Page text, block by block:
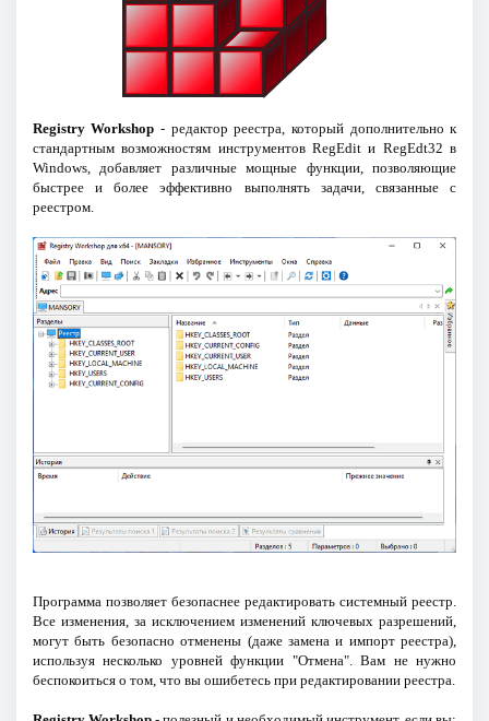
Registry Workshop - редактор реестра, который дополнительно к
стандартным возможностям инструментов RegEdit и RegEdt32 в
Windows, добавляет различные мощные функции, позволяющие
быстрее и более эффективно выполнять задачи, связанные с
реестром.
Программа позволяет безопаснее редактировать системный реестр.
Все изменения, за исключением изменений ключевых разрешений,
могут быть безопасно отменены (даже замена и импорт реестра),
используя несколько уровней функции "Отмена". Вам не нужно
беспокоиться о том, что вы ошибетесь при редактировании реестра.